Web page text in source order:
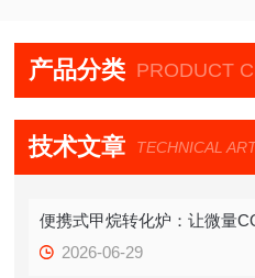
产品分类 PRODUCT
技术文章 TECHNICAL
便携式甲烷转化炉：让微量
2026-06-29